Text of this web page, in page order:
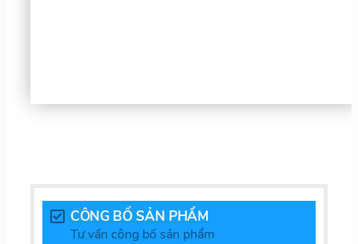
CÔNG BỐ SẢN PHẨM
Tư vấn công bố sản phẩm